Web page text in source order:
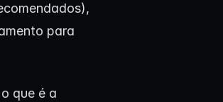
para
que é a